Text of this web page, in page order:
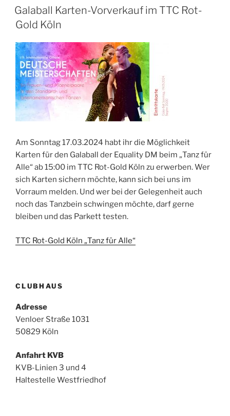
AM
Galaball Karten-Vorverkauf im TTC Rot-
Gold Köln
Am Sonntag 17.03.2024 habt ihr die Möglichkeit
Karten für den Galaball der Equality DM beim „Tanz für
Alle“ ab 15:00 im TTC Rot-Gold Köln zu erwerben. Wer
sich Karten sichern möchte, kann sich bei uns im
Vorraum melden. Und wer bei der Gelegenheit auch
noch das Tanzbein schwingen möchte, darf gerne
bleiben und das Parkett testen.
TTC Rot-Gold Köln „Tanz für Alle“
CLUBHAUS
Adresse
Venloer Straße 1031
50829 Köln
Anfahrt KVB
KVB-Linien 3 und 4
Haltestelle Westfriedhof